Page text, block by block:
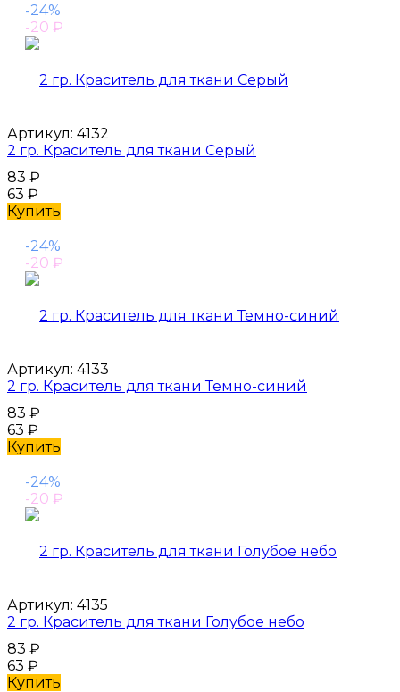
-24%
-20 ₽
Артикул: 4132
2 гр. Краситель для ткани Серый
83 ₽
63 ₽
Купить
-24%
-20 ₽
Артикул: 4133
2 гр. Краситель для ткани Темно-синий
83 ₽
63 ₽
Купить
-24%
-20 ₽
Артикул: 4135
2 гр. Краситель для ткани Голубое небо
83 ₽
63 ₽
Купить